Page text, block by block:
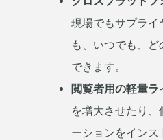
現場でもサプライ
も、いつでも、
できます。
閲覧者用の軽量ラ
を増大させたり
ーションをインス